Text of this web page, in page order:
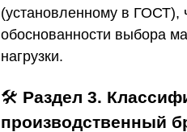
(установленному в ГОСТ),
обоснованности выбора
нагрузки.
🛠️ Раздел 3.
производственный